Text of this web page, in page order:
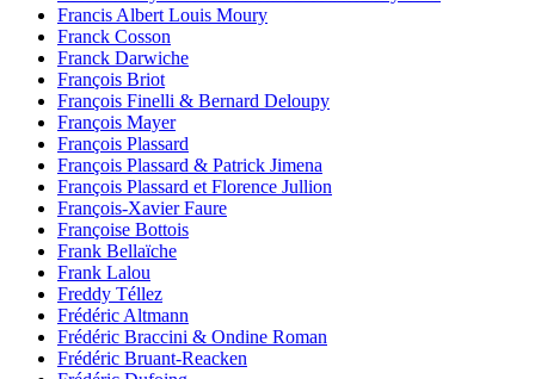
Francis Albert Louis Moury
Franck Cosson
Franck Darwiche
François Briot
François Finelli & Bernard Deloupy
François Mayer
François Plassard
François Plassard & Patrick Jimena
François Plassard et Florence Jullion
François-Xavier Faure
Françoise Bottois
Frank Bellaïche
Frank Lalou
Freddy Téllez
Frédéric Altmann
Frédéric Braccini & Ondine Roman
Frédéric Bruant-Reacken